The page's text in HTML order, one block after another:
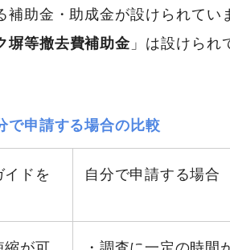
助金・助成金が設けられてい
塀等撤去費補助金 」は設けられ
で申請する場合の比較
ドを
自分で申請する場合